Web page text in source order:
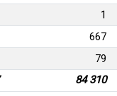
1
667
79
84 310